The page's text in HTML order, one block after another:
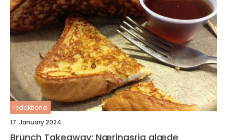
redaktionel
17. January 2024
Brunch Takeaway: Næringsrig glæde